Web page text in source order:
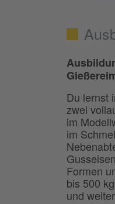
Du lernst
zwei
im
im
Formen
bis 500
und